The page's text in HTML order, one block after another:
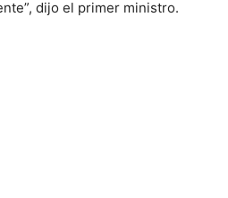
dijo el primer ministro.